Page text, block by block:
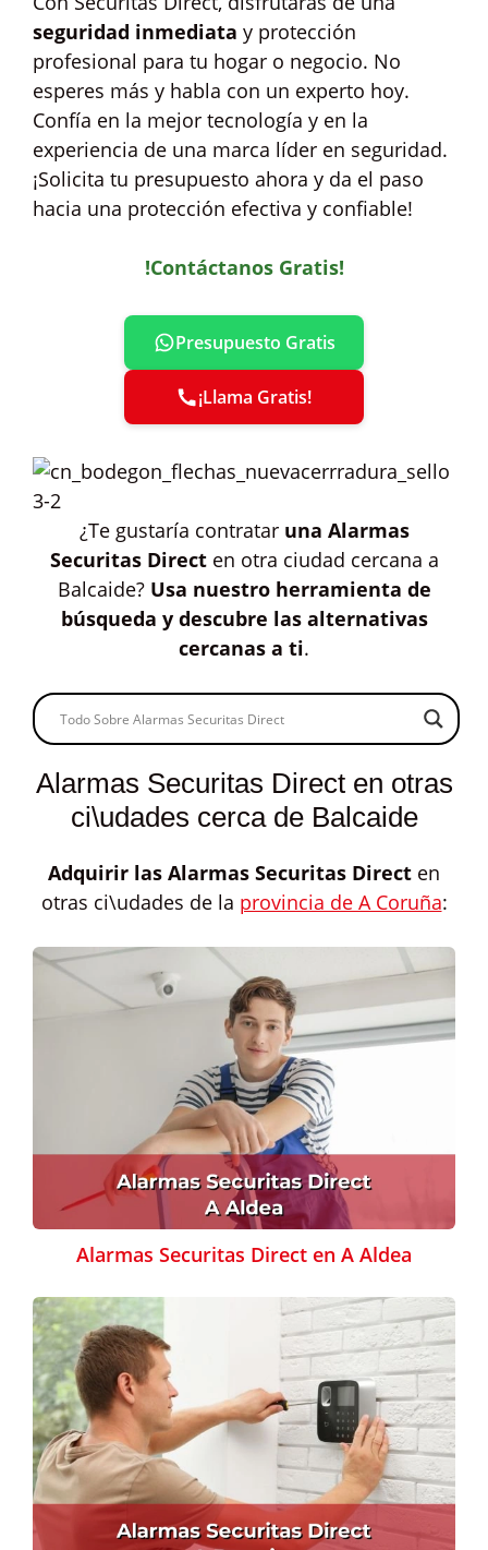
seguridad inmediata y protección
profesional para tu hogar o negocio. No
esperes más y habla con un experto hoy.
Confía en la mejor tecnología y en la
experiencia de una marca líder en seguridad.
¡Solicita tu presupuesto ahora y da el paso
hacia una protección efectiva y confiable!
!Contáctanos Gratis!
Presupuesto Gratis
¡Llama Gratis!
¿Te gustaría contratar una Alarmas
Securitas Directen otra ciudad cercana a
Balcaide? Usa nuestro herramienta de
búsqueda y descubre las alternativas
cercanas a ti.
Alarmas Securitas Direct en otras
ci\udades cerca de Balcaide
Adquirir las Alarmas Securitas Direct en
otras ci\udades de la provincia de A Coruña:
Alarmas Securitas Direct en A Aldea